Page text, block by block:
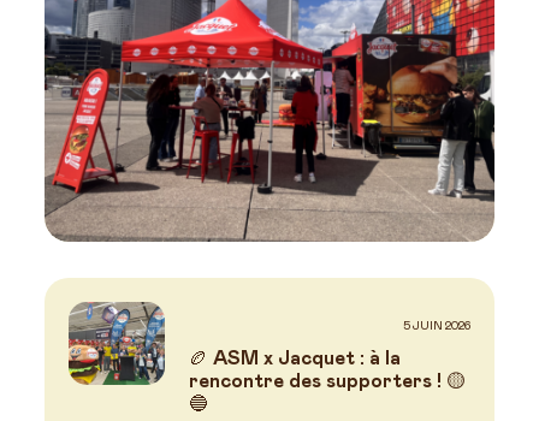
5 JUIN 2026
🏉 ASM x Jacquet : à la
rencontre des supporters ! 🟡
🔵